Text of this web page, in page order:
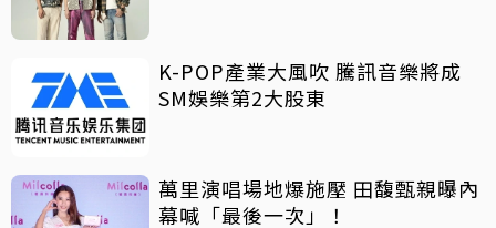
K-POP產業大風吹 騰訊音樂將成
SM娛樂第2大股東
萬里演唱場地爆施壓 田馥甄親曝內
幕喊「最後一次」！